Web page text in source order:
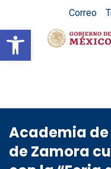
Abrir barra
Correo
Academia de
de Zamora